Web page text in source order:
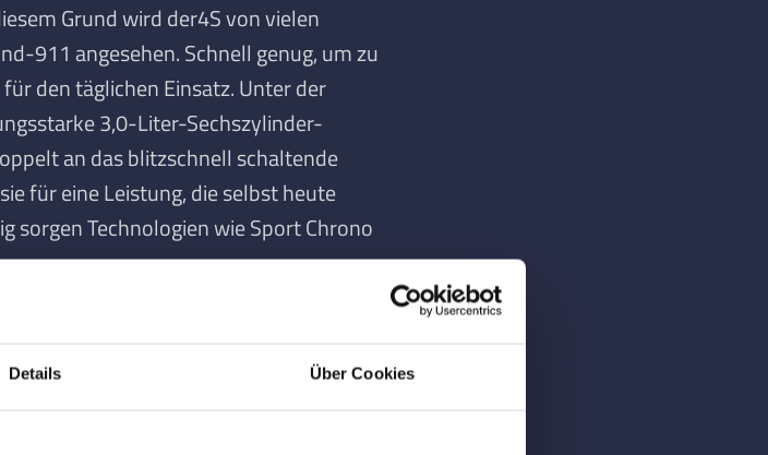
Details Über Cookies
Grund wird der4S von vielen
911 angesehen. Schnell genug, um zu
den täglichen Einsatz. Unter der
3,0-Liter-Sechszylinder-
an das blitzschnell schaltende
für eine Leistung, die selbst heute
sorgen Technologien wie Sport Chrono
vermitteln ein Gefühl von Sicherheit.
ausgestattet, unter anderem mit 18-
BOSE Surround Sound,